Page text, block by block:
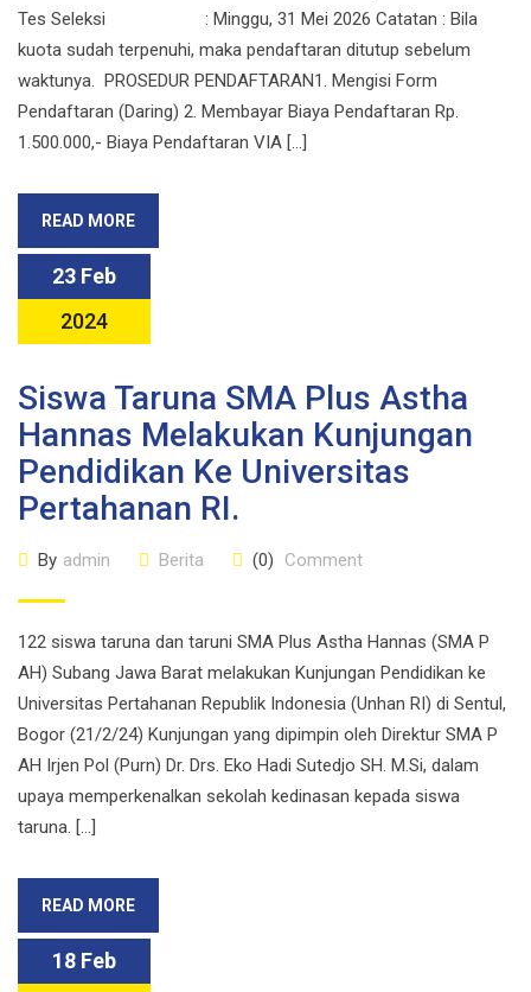
Tes Seleksi : Minggu, 31 Mei 2026 Catatan : Bila
kuota sudah terpenuhi, maka pendaftaran ditutup sebelum
waktunya. PROSEDUR PENDAFTARAN1. Mengisi Form
Pendaftaran (Daring) 2. Membayar Biaya Pendaftaran Rp.
1.500.000,- Biaya Pendaftaran VIA […]
READ MORE
23 Feb
2024
Siswa Taruna SMA Plus Astha
Hannas Melakukan Kunjungan
Pendidikan Ke Universitas
Pertahanan RI.
By admin Berita (0) Comment
122 siswa taruna dan taruni SMA Plus Astha Hannas (SMA P
AH) Subang Jawa Barat melakukan Kunjungan Pendidikan ke
Universitas Pertahanan Republik Indonesia (Unhan RI) di Sentul,
Bogor (21/2/24) Kunjungan yang dipimpin oleh Direktur SMA P
AH Irjen Pol (Purn) Dr. Drs. Eko Hadi Sutedjo SH. M.Si, dalam
upaya memperkenalkan sekolah kedinasan kepada siswa
taruna. […]
READ MORE
18 Feb